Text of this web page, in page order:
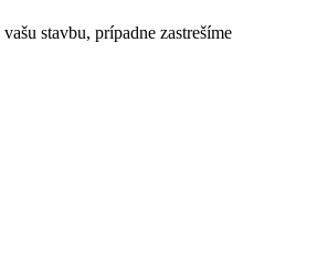
stavbu, prípadne zastrešíme